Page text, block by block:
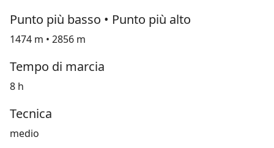
Punto più basso • Punto più alto
1474 m • 2856 m
Tempo di marcia
8 h
Tecnica
medio